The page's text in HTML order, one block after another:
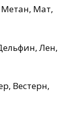
Мат,
Лен,
Вестерн,